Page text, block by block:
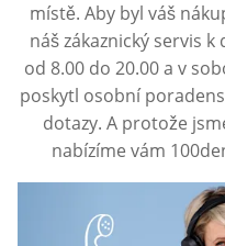
místě. Aby byl váš
náš zákaznický servis
od 8.00 do 20.00 a v
poskytl osobní
dotazy. A protože
nabízíme vám